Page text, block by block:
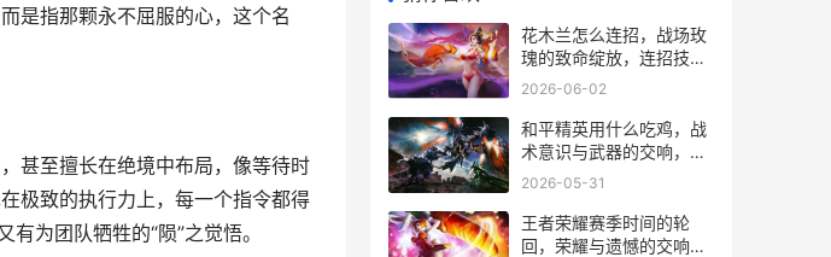
是指那颗永不屈服的心，这个名
甚至擅长在绝境中布局，像等待时
极致的执行力上，每一个指令都得
为团队牺牲的“陨”之觉悟。
花木兰怎么连招，战场玫
瑰的致命绽放，连招技巧
全解析
2026-06-02
和平精英用什么吃鸡，战
术意识与武器的交响，副
标题，探寻虚拟战场致胜
2026-05-31
王者荣耀赛季时间的轮
回，荣耀与遗憾的交响，